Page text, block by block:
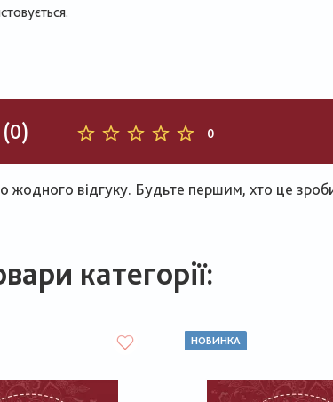
(0) 0
жодного відгуку. Будьте першим, хто це
категорії:
НОВИНКА